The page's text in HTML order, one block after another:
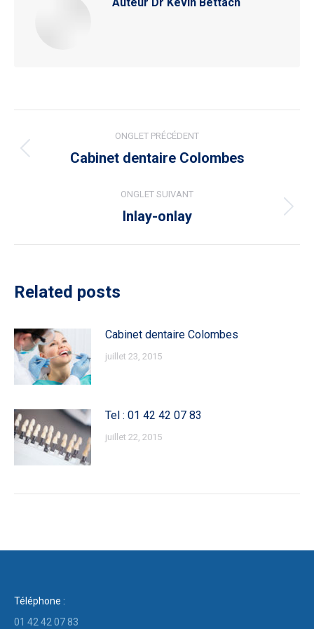
de
ONGLET PRÉCÉDENT
Onglet
Cabinet dentaire Colombes
ONGLET SUIVANT
Onglet
Inlay-onlay
Related posts
Cabinet dentaire Colombes
juillet 23, 2015
Tel : 01 42 42 07 83
juillet 22, 2015
Téléphone :
01 42 42 07 83